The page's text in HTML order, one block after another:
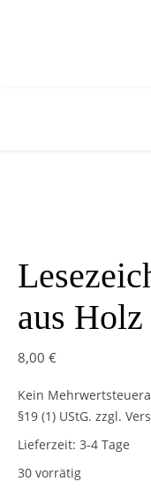
aus Holz
8,00 €
Kein
§19 (1) UStG. zzgl.
Lieferzeit: 3-4 Tage
30 vorrätig